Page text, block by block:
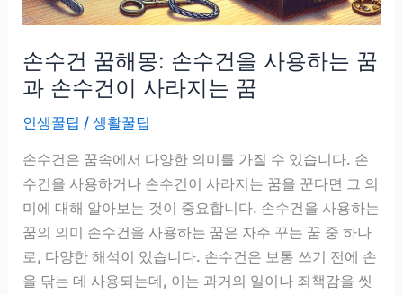
보
중
요
건
이
한
가
지
손수건 꿈해몽: 손수건을 사용하는 꿈
과 손수건이 사라지는 꿈
인생꿀팁 /생활꿀팁
손수건은 꿈속에서 다양한 의미를 가질 수 있습니다. 손
수건을 사용하거나 손수건이 사라지는 꿈을 꾼다면 그 의
미에 대해 알아보는 것이 중요합니다. 손수건을 사용하는
꿈의 의미 손수건을 사용하는 꿈은 자주 꾸는 꿈 중 하나
로, 다양한 해석이 있습니다. 손수건은 보통 쓰기 전에 손
을 닦는 데 사용되는데, 이는 과거의 일이나 죄책감을 씻